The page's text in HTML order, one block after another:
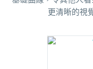
更清晰的視